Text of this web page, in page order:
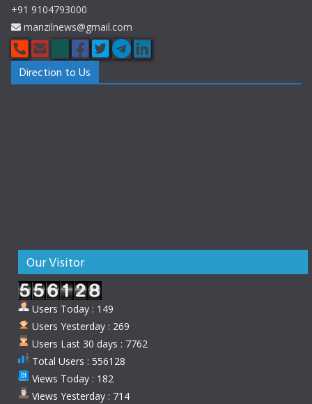
+91 9104793000
manzilnews@gmail.com
Direction to Us
Our Visitor
Users Today : 149
Users Yesterday : 269
Users Last 30 days : 7762
Total Users : 556128
Views Today : 182
Views Yesterday : 714